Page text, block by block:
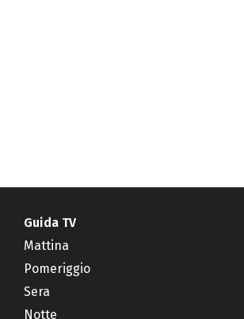
Guida TV
Mattina
Pomeriggio
Sera
Notte